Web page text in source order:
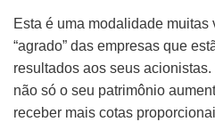
Esta é uma modalidade muitas
“agrado” das empresas que
resultados aos seus
não só o seu patrimônio
receber mais cotas